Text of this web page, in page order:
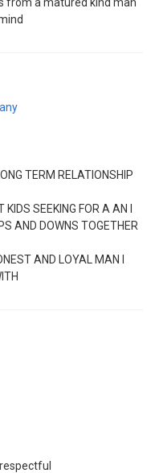
TERM RELATIONSHIP
SEEKING FOR A AN I
AND DOWNS TOGETHER
AND LOYAL MAN I